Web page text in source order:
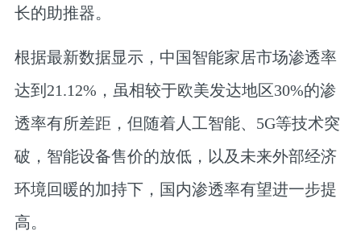
长的助推器。
根据最新数据显示，中国智能家居市场渗透率
达到21.12%，虽相较于欧美发达地区30%的渗
透率有所差距，但随着人工智能、5G等技术突
破，智能设备售价的放低，以及未来外部经济
环境回暖的加持下，国内渗透率有望进一步提
高。